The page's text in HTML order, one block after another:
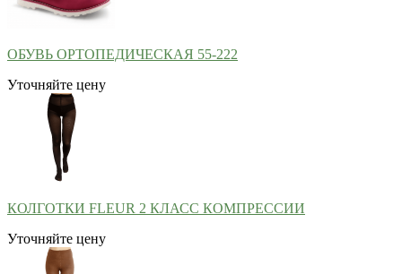
ОБУВЬ ОРТОПЕДИЧЕСКАЯ 55-222
Уточняйте цену
КОЛГОТКИ FLEUR 2 КЛАСС КОМПРЕССИИ
Уточняйте цену